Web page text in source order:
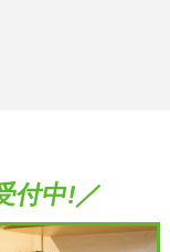
付中!／